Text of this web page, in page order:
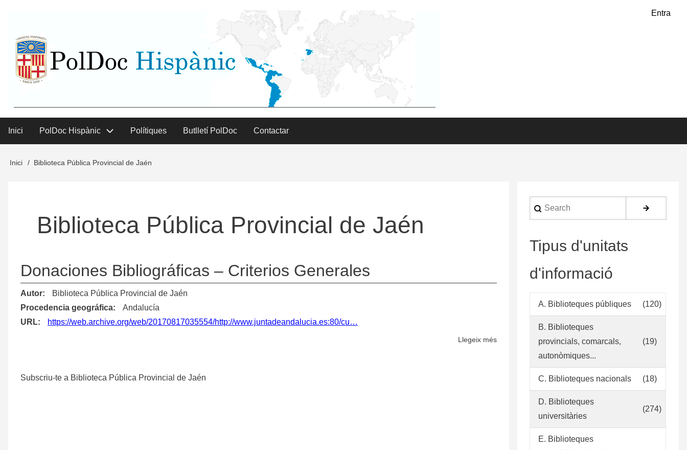
contingut
menu
Entra
Main
menu
Inici PolDoc Hispànic Polítiques Butlletí PolDoc Contactar
Inici Biblioteca Pública Provincial de Jaén
Biblioteca Pública Provincial de Jaén
Donaciones Bibliográficas – Criterios Generales
Autor
Biblioteca Pública Provincial de Jaén
Procedencia geográfica
Andalucía
URL
https://web.archive.org/web/20170817035554/http://www.juntadeandalucia.es:80/cu…
Llegeix méssobre
Subscriu-te a Biblioteca Pública Provincial de Jaén
Search
Tipus d'unitats
d'informació
A. Biblioteques públiques (120)
B. Biblioteques
provincials, comarcals,
autonòmiques...
(19)
C. Biblioteques nacionals (18)
D. Biblioteques
universitàries
(274)
E. Biblioteques